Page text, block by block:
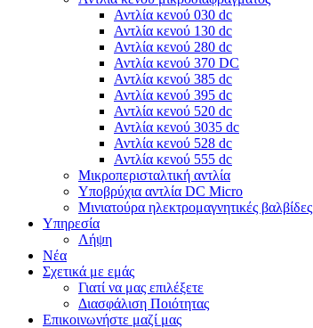
Αντλία κενού 030 dc
Αντλία κενού 130 dc
Αντλία κενού 280 dc
Αντλία κενού 370 DC
Αντλία κενού 385 dc
Αντλία κενού 395 dc
Αντλία κενού 520 dc
Αντλία κενού 3035 dc
Αντλία κενού 528 dc
Αντλία κενού 555 dc
Μικροπερισταλτική αντλία
Υποβρύχια αντλία DC Micro
Μινιατούρα ηλεκτρομαγνητικές βαλβίδες
Υπηρεσία
Λήψη
Νέα
Σχετικά με εμάς
Γιατί να μας επιλέξετε
Διασφάλιση Ποιότητας
Επικοινωνήστε μαζί μας